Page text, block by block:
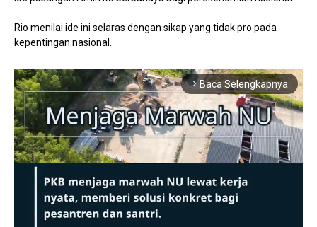
Rio menilai ide ini selaras dengan sikap yang tidak pro pada
kepentingan nasional.
arrow_forward_ios Baca Selengkapnya